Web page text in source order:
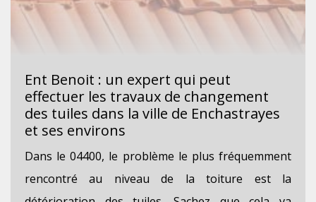
Ent Benoit : un expert qui peut
effectuer les travaux de changement
des tuiles dans la ville de Enchastrayes
et ses environs
Dans le 04400, le problème le plus fréquemment
rencontré au niveau de la toiture est la